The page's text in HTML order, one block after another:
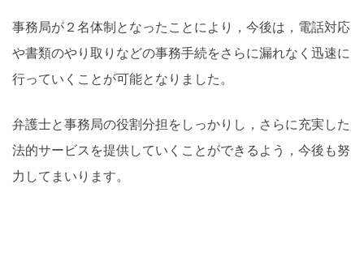
事務局が２名体制となったことにより，今後は，電話対応
や書類のやり取りなどの事務手続をさらに漏れなく迅速に
行っていくことが可能となりました。
弁護士と事務局の役割分担をしっかりし，さらに充実した
法的サービスを提供していくことができるよう，今後も努
力してまいります。